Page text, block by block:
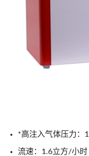
*高注入气体压力：
流速：1.6立方/小时